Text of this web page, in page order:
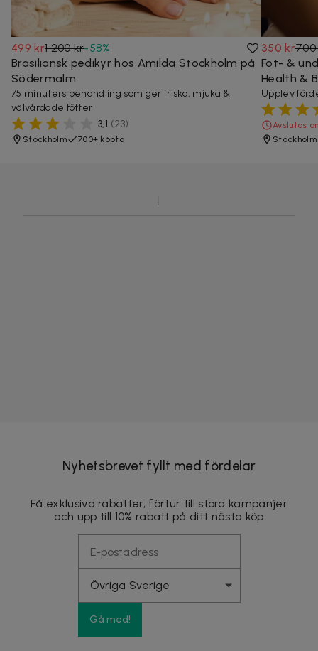
499 kr1 200 kr-58%
Brasiliansk pedikyr hos Amilda Stockholm på
Södermalm
75 minuters behandling som ger friska, mjuka &
välvårdade fötter
3,1 (23)
Stockholm 700+ köpta
350 kr700
Fot- &
Health &
Upplev
Avslutas
Stockholm
Nyhetsbrevet fyllt med fördelar
Få exklusiva rabatter, förtur till stora kampanjer
och upp till 10% rabatt på ditt nästa köp
Gå med!